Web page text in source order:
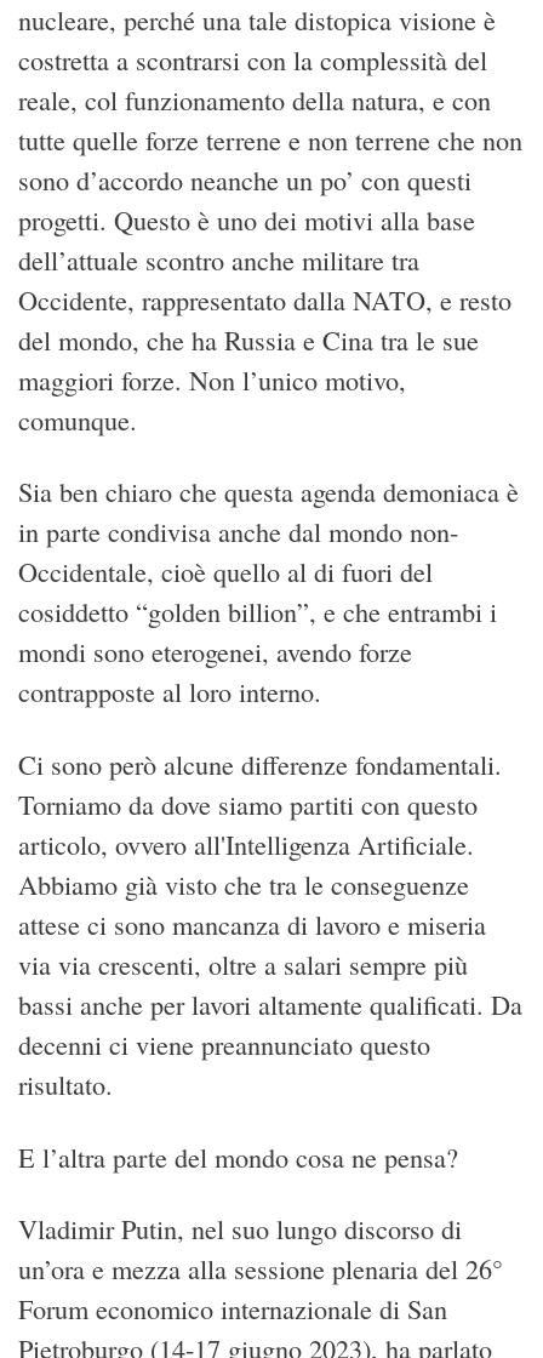
nucleare, perché una tale distopica visione è
costretta a scontrarsi con la complessità del
reale, col funzionamento della natura, e con
tutte quelle forze terrene e non terrene che non
sono d’accordo neanche un po’ con questi
progetti. Questo è uno dei motivi alla base
dell’attuale scontro anche militare tra
Occidente, rappresentato dalla NATO, e resto
del mondo, che ha Russia e Cina tra le sue
maggiori forze. Non l’unico motivo,
comunque.
Sia ben chiaro che questa agenda demoniaca è
in parte condivisa anche dal mondo non-
Occidentale, cioè quello al di fuori del
cosiddetto “golden billion”, e che entrambi i
mondi sono eterogenei, avendo forze
contrapposte al loro interno.
Ci sono però alcune differenze fondamentali.
Torniamo da dove siamo partiti con questo
articolo, ovvero all'Intelligenza Artificiale.
Abbiamo già visto che tra le conseguenze
attese ci sono mancanza di lavoro e miseria
via via crescenti, oltre a salari sempre più
bassi anche per lavori altamente qualificati. Da
decenni ci viene preannunciato questo
risultato.
E l’altra parte del mondo cosa ne pensa?
Vladimir Putin, nel suo lungo discorso di
un’ora e mezza alla sessione plenaria del 26°
Forum economico internazionale di San
Pietroburgo (14-17 giugno 2023), ha parlato